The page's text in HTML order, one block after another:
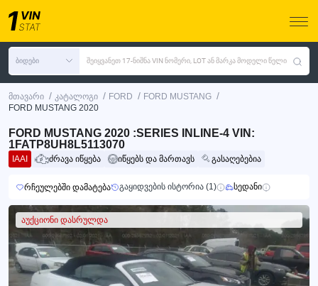
ბიდები შეიყვანეთ 17-ნიშნა VIN ნომერი, LOT ან მარკა მოდელი წელი
მთავარი / კატალოგი / FORD / FORD MUSTANG /
FORD MUSTANG 2020
FORD MUSTANG 2020 :SERIES INLINE-4 VIN:
1FATP8UH8L5113070
IAAI ძრავა იწყება იწყებს და მართავს გასაღებებია
რჩეულებში დამატება გაყიდვების ისტორია (1) სედანი
აუქციონი დასრულდა